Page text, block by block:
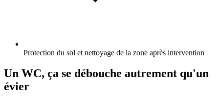
Protection du sol et nettoyage de la zone après intervention
Un WC, ça se débouche autrement qu'un
évier